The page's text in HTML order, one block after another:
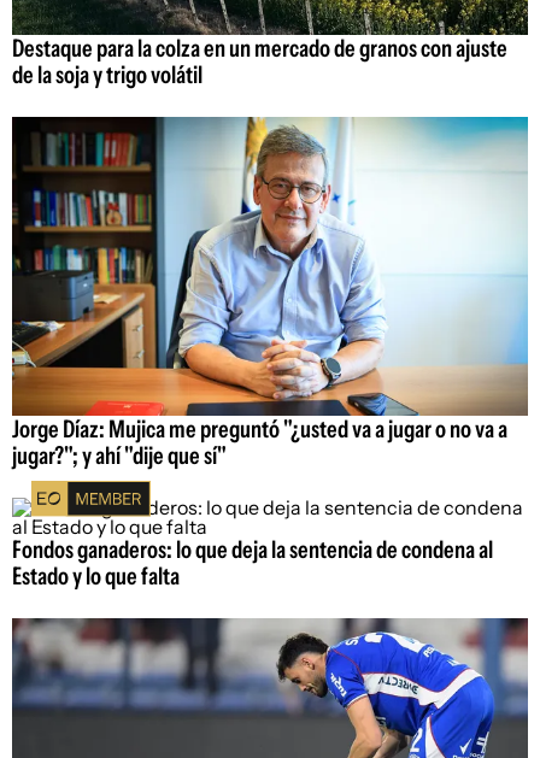
Destaque para la colza en un mercado de granos con ajuste
de la soja y trigo volátil
Jorge Díaz: Mujica me preguntó "¿usted va a jugar o no va a
jugar?"; y ahí "dije que sí"
Fondos ganaderos: lo que deja la sentencia de condena al
Estado y lo que falta